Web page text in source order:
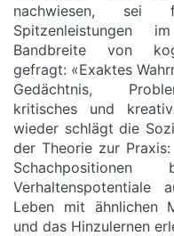
nachwiesen,
Spitzenleistungen
Bandbreite von
gefragt: «Exaktes
Gedächtnis,
kritisches und
wieder schlägt die
der Theorie zur
Verhaltenspotentiale
Leben mit ähnlichen
und das Hinzulernen